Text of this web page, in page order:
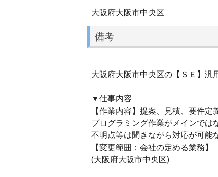
大阪府大阪市中央区
備考
大阪府大阪市中央区の【ＳＥ】
▼仕事内容
【作業内容】提案、見積、要件定
プログラミング作業がメインでは
不明点等は聞きながら対応が可能
【変更範囲：会社の定める業務】
(大阪府大阪市中央区)